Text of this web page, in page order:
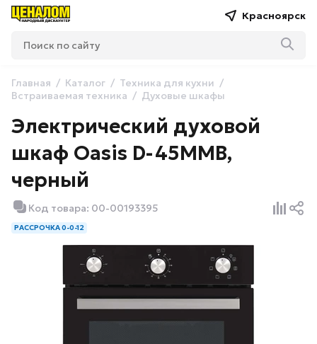
Красноярск
Главная Каталог
Техника для кухни
Встраиваемая техника
Духовые шкафы
Электрический духовой
шкаф Oasis D-45MMB,
черный
Код товара: 00-00193395
РАССРОЧКА 0-0-12